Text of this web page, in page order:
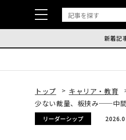
新着記
トップ キャリア・教育
少ない裁量、板挟み──中間
リーダーシップ